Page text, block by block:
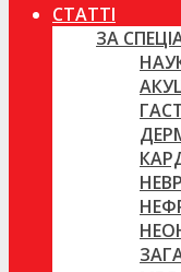
СТАТТІ
ЗА